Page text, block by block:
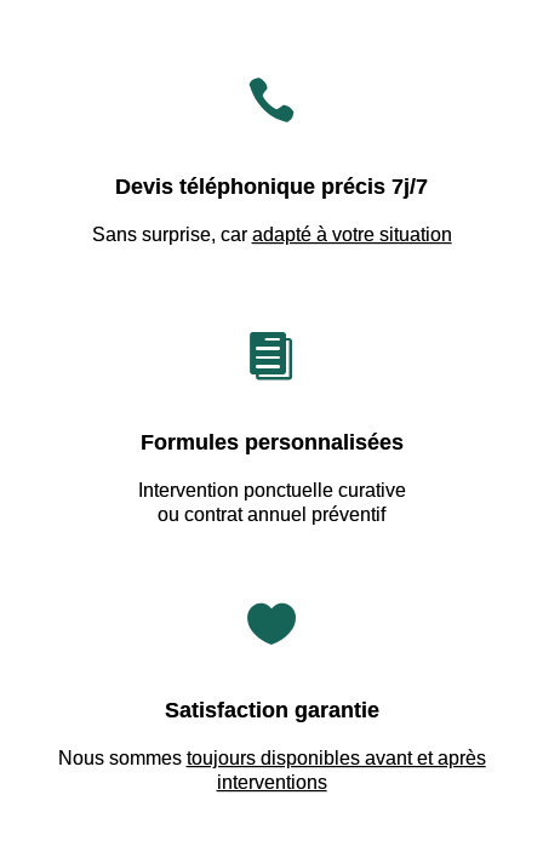

Devis téléphonique précis 7j/7
Sans surprise, car adapté à votre situation

Formules personnalisées
Intervention ponctuelle curative
ou contrat annuel préventif

Satisfaction garantie
Nous sommes toujours disponibles avant et après
interventions